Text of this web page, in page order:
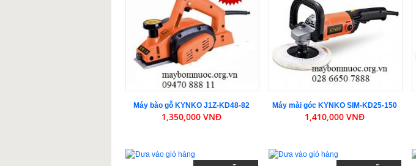
Máy bào gỗ KYNKO J1Z-KD48-82
1,350,000 VNĐ
Máy mài góc KYNKO SIM-KD25-150
1,410,000 VNĐ